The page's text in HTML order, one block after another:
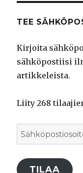
TEE
Kirjoita
sähköpostiisi
artikkeleista.
Liity 268
Sähköpostiosoite
TILAA